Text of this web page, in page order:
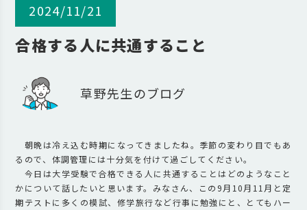
2024/11/21
合格する人に共通すること
草野先生のブログ
朝晩は冷え込む時期になってきましたね。季節の変わり目でもあ
るので、体調管理には十分気を付けて過ごしてください。
今日は大学受験で合格できる人に共通することはどのようなこと
かについて話したいと思います。みなさん、この9月10月11月と定
期テストに多くの模試、修学旅行など行事に勉強にと、とてもハー